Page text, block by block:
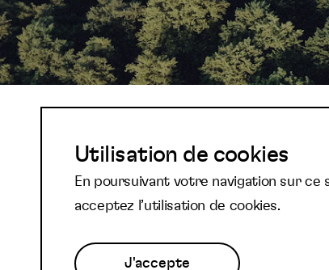
Abonnez-vous à
newsletter et
Utilisation de cookies
En poursuivant votre navigation sur ce
acceptez l’utilisation de cookies.
J'accepte